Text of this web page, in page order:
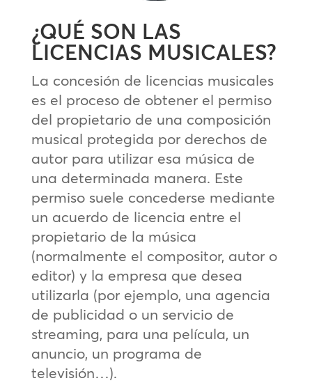
¿QUÉ SON LAS
LICENCIAS MUSICALES?
La concesión de licencias musicales
es el proceso de obtener el permiso
del propietario de una composición
musical protegida por derechos de
autor para utilizar esa música de
una determinada manera. Este
permiso suele concederse mediante
un acuerdo de licencia entre el
propietario de la música
(normalmente el compositor, autor o
editor) y la empresa que desea
utilizarla (por ejemplo, una agencia
de publicidad o un servicio de
streaming, para una película, un
anuncio, un programa de
televisión…).